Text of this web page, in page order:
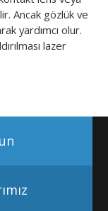
Ancak gözlük ve
yardımcı olur.
lazer